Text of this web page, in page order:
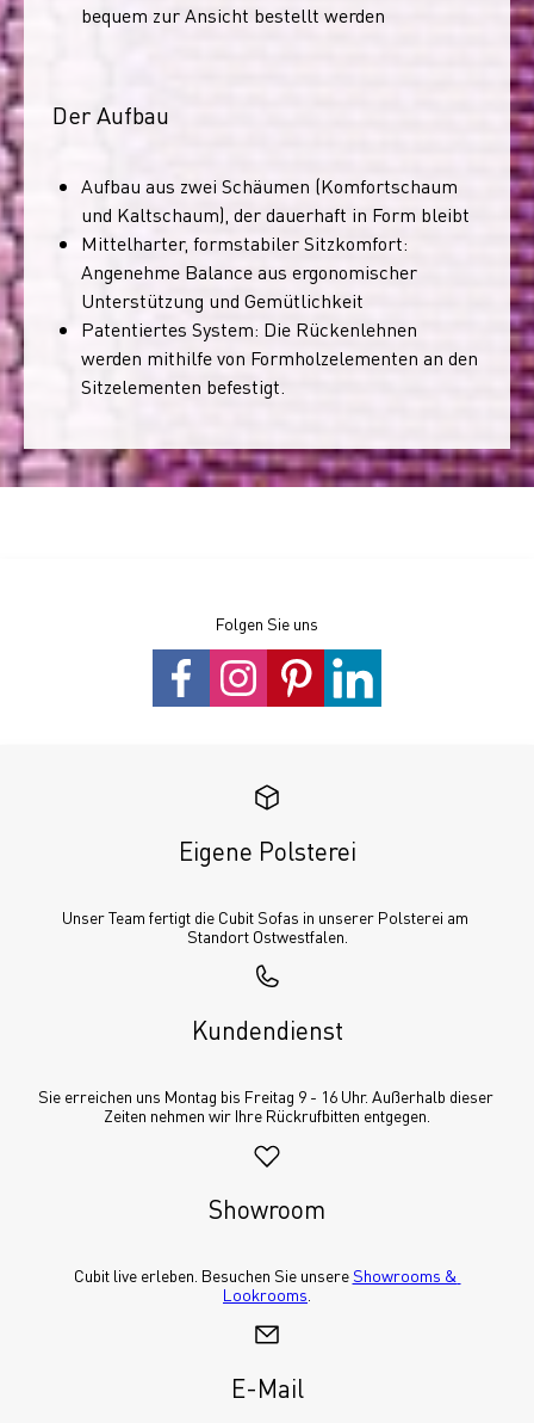
bequem zur Ansicht bestellt werden
Der Aufbau
Aufbau aus zwei Schäumen (Komfortschaum
und Kaltschaum), der dauerhaft in Form bleibt
Mittelharter, formstabiler Sitzkomfort:
Angenehme Balance aus ergonomischer
Unterstützung und Gemütlichkeit
Patentiertes System: Die Rückenlehnen
werden mithilfe von Formholzelementen an den
Sitzelementen befestigt.
Folgen Sie uns
Eigene Polsterei
Unser Team fertigt die Cubit Sofas in unserer Polsterei am
Standort Ostwestfalen.
Kundendienst
Sie erreichen uns Montag bis Freitag 9 - 16 Uhr. Außerhalb dieser
Zeiten nehmen wir Ihre Rückrufbitten entgegen.
Showroom
Cubit live erleben. Besuchen Sie unsere Showrooms &
Lookrooms
E-Mail